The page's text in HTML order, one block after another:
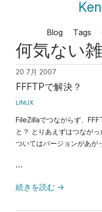
Blog Tags
何気ない
20 7月 2007
FFFTPで解決？
LINUX
FileZillaでつながらず、
と？ とりあえずはつなが
ついてはバージョンがあが
…
続きを読む →